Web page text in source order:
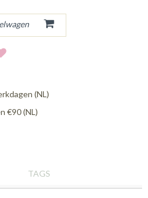
(NL)
€90 (NL)
TAGS